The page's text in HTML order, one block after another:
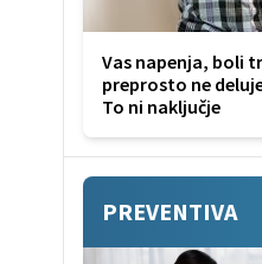
Vas napenja, boli
preprosto ne
To ni naključje
PREVENTIVA